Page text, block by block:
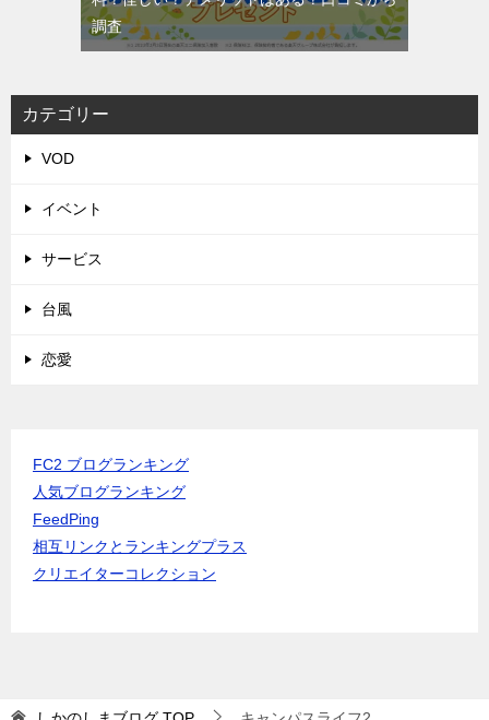
調査
カテゴリー
VOD
イベント
サービス
台風
恋愛
FC2 ブログランキング
人気ブログランキング
FeedPing
相互リンクとランキングプラス
クリエイターコレクション